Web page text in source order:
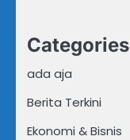
Categories
ada aja
Berita Terkini
Ekonomi & Bisnis